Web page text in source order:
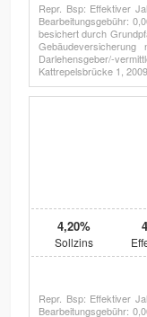
Repr. Bsp: Effektiver
Bearbeitungsgebühr:
besichert durch
Darlehensgeber/-
Kattrepelsbrücke 1,
4,20%
Sollzins
Repr. Bsp: Effektiver
Bearbeitungsgebühr: